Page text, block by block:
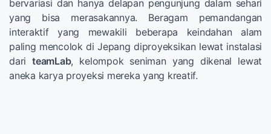
bervariasi dan hanya delapan pengunjung dalam sehari
yang bisa merasakannya. Beragam pemandangan
interaktif yang mewakili beberapa keindahan alam
paling mencolok di Jepang diproyeksikan lewat instalasi
dariteamLab, kelompok seniman yang dikenal lewat
aneka karya proyeksi mereka yang kreatif.